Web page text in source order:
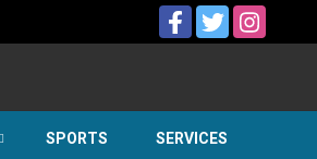
SPORTS SERVICES